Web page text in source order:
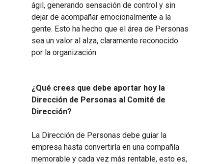
ágil, generando sensación de control y sin
dejar de acompañar emocionalmente a la
gente. Esto ha hecho que el área de Personas
sea un valor al alza, claramente reconocido
por la organización.
¿Qué crees que debe aportar hoy la
Dirección de Personas al Comité de
Dirección?
La Dirección de Personas debe guiar la
empresa hasta convertirla en una compañía
memorable y cada vez más rentable, esto es,